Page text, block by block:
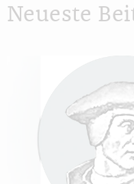
Neueste